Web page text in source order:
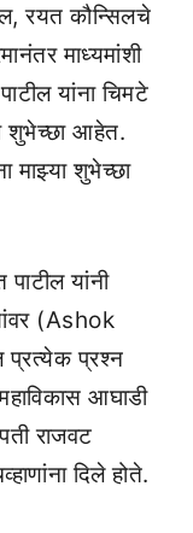
रयत कौन्सिलचे
माध्यमांशी
यांना चिमटे
शुभेच्छा आहेत.
माझ्या शुभेच्छा
यांनी
(Ashok
प्रत्येक प्रश्न
आघाडी
राजवट
दिले होते.